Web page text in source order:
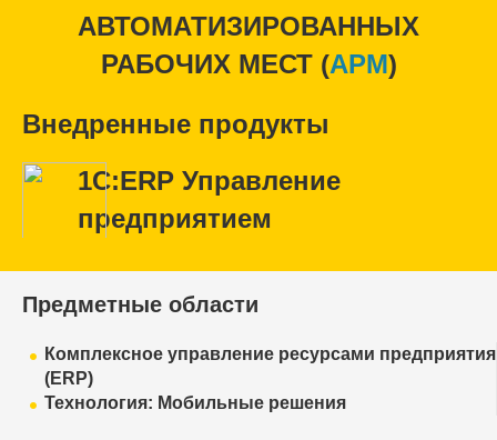
АВТОМАТИЗИРОВАННЫХ
РАБОЧИХ МЕСТ (APM)
Внедренные продукты
1С:ERP Управление
предприятием
Предметные области
Комплексное управление ресурсами предприятия
(ERP)
Технология: Мобильные решения